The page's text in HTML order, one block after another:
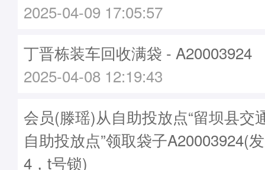
2025-04-09 17:05:57
丁晋栋装车回收满袋 - A20003924
2025-04-08 12:19:43
会员(滕瑶)从自助投放点“留坝县交
自助投放点”领取袋子A20003924(
4，t号锁)